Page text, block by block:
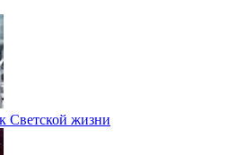
Светской жизни